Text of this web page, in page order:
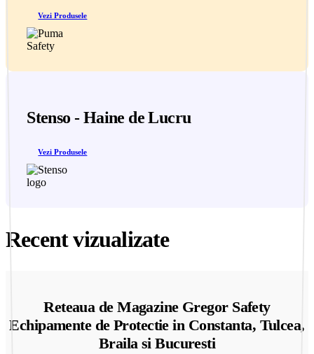
Vezi Produsele
Stenso - Haine de Lucru
Vezi Produsele
Recent vizualizate
Reteaua de Magazine Gregor Safety
Echipamente de Protectie in Constanta, Tulcea,
Braila si Bucuresti